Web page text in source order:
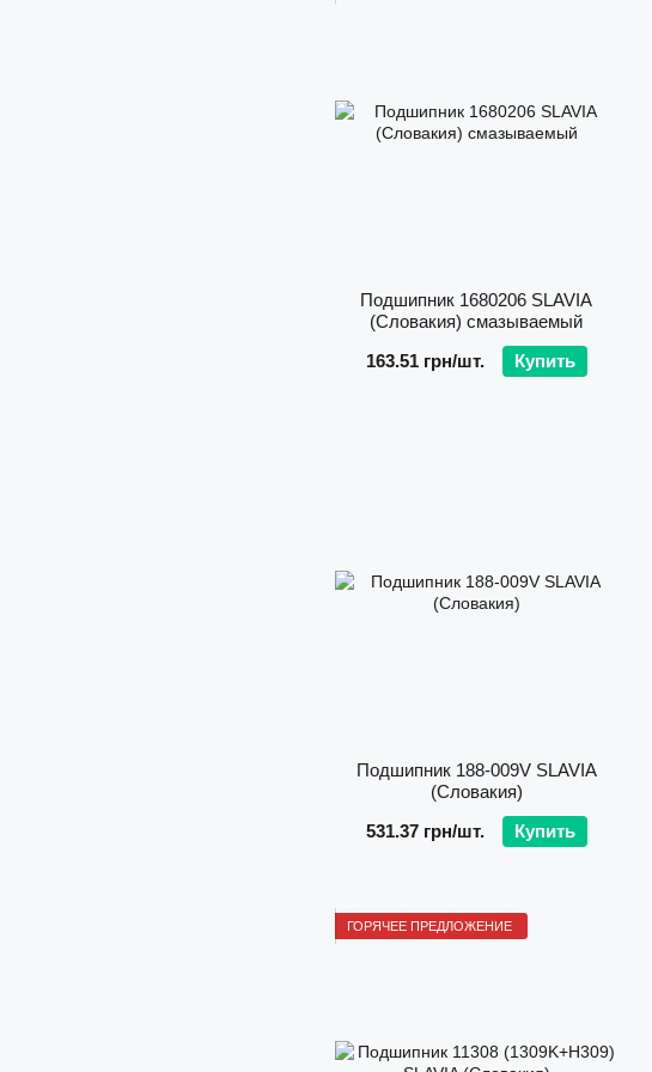
Подшипник 1680206 SLAVIA
(Словакия) смазываемый
163.51 грн/шт.
Купить
Подшипник 188-009V SLAVIA
(Словакия)
531.37 грн/шт.
Купить
ГОРЯЧЕЕ ПРЕДЛОЖЕНИЕ